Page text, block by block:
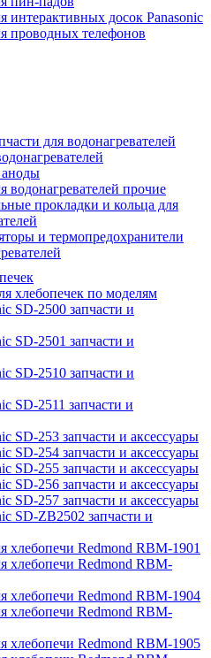
интерактивных досок Panasonic
проводных телефонов
для водонагревателей
водонагревателей прочие
прокладки и кольца для
и термопредохранители
хлебопечек по моделям
SD-2500 запчасти и
SD-2501 запчасти и
SD-2510 запчасти и
SD-2511 запчасти и
SD-253 запчасти и аксессуары
SD-254 запчасти и аксессуары
SD-255 запчасти и аксессуары
SD-256 запчасти и аксессуары
SD-257 запчасти и аксессуары
SD-ZB2502 запчасти и
хлебопечи Redmond RBM-1901
хлебопечи Redmond RBM-
хлебопечи Redmond RBM-1904
хлебопечи Redmond RBM-
хлебопечи Redmond RBM-1905